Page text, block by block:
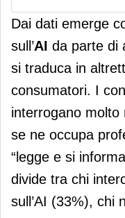
Dai dati emerge
sull’AI da parte di
si traduca in
consumatori. I
interrogano molto
se ne occupa
“legge e si
divide tra chi
sull’AI (33%), chi